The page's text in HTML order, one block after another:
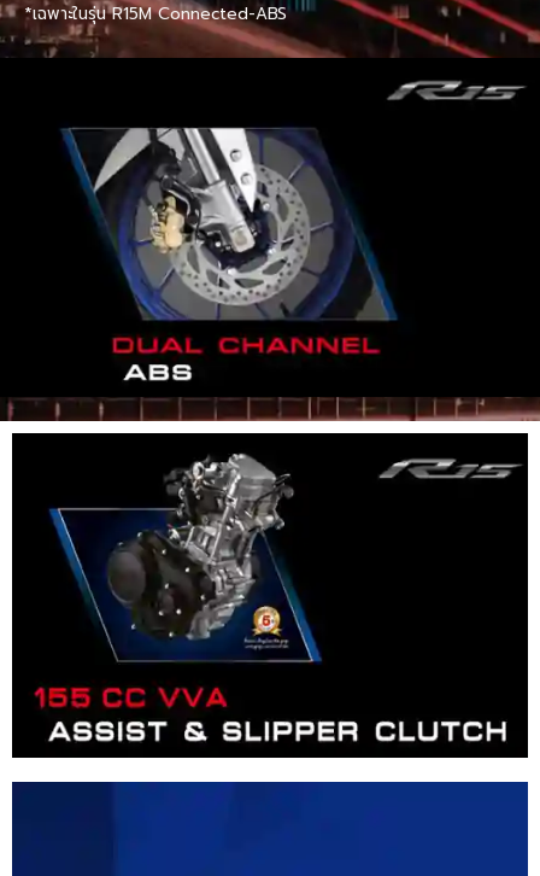
*เฉพาะในรุ่น R15M Connected-ABS